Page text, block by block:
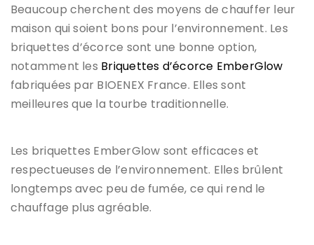
Beaucoup cherchent des moyens de chauffer leur
maison qui soient bons pour l’environnement. Les
briquettes d’écorce sont une bonne option,
notamment les Briquettes d’écorce EmberGlow
fabriquées par BIOENEX France. Elles sont
meilleures que la tourbe traditionnelle.
Les briquettes EmberGlow sont efficaces et
respectueuses de l’environnement. Elles brûlent
longtemps avec peu de fumée, ce qui rend le
chauffage plus agréable.